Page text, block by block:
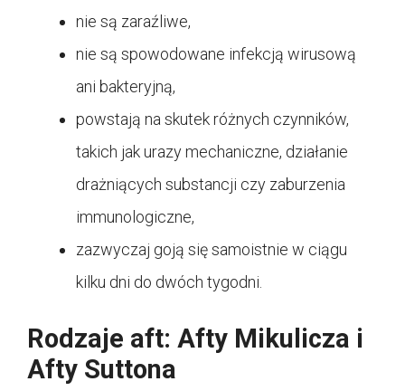
nie są zaraźliwe,
nie są spowodowane infekcją wirusową
ani bakteryjną,
powstają na skutek różnych czynników,
takich jak urazy mechaniczne, działanie
drażniących substancji czy zaburzenia
immunologiczne,
zazwyczaj goją się samoistnie w ciągu
kilku dni do dwóch tygodni.
Rodzaje aft: Afty Mikulicza i
Afty Suttona